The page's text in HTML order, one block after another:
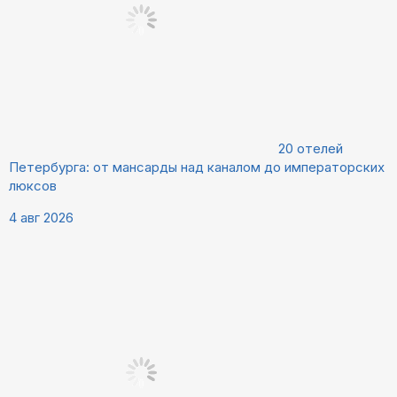
20 отелей
Петербурга: от мансарды над каналом до императорских
люксов
4 авг 2026